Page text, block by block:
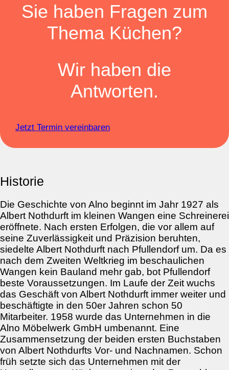
Sie haben Fragen zum
Thema Küchen?
Wir haben die
Antworten.
Jetzt Termin vereinbaren
Historie
Die Geschichte von Alno beginnt im Jahr 1927 als
Albert Nothdurft im kleinen Wangen eine Schreinerei
eröffnete. Nach ersten Erfolgen, die vor allem auf
seine Zuverlässigkeit und Präzision beruhten,
siedelte Albert Nothdurft nach Pfullendorf um. Da es
nach dem Zweiten Weltkrieg im beschaulichen
Wangen kein Bauland mehr gab, bot Pfullendorf
beste Voraussetzungen. Im Laufe der Zeit wuchs
das Geschäft von Albert Nothdurft immer weiter und
beschäftigte in den 50er Jahren schon 50
Mitarbeiter. 1958 wurde das Unternehmen in die
Alno Möbelwerk GmbH umbenannt. Eine
Zusammensetzung der beiden ersten Buchstaben
von Albert Nothdurfts Vor- und Nachnamen. Schon
früh setzte sich das Unternehmen mit der